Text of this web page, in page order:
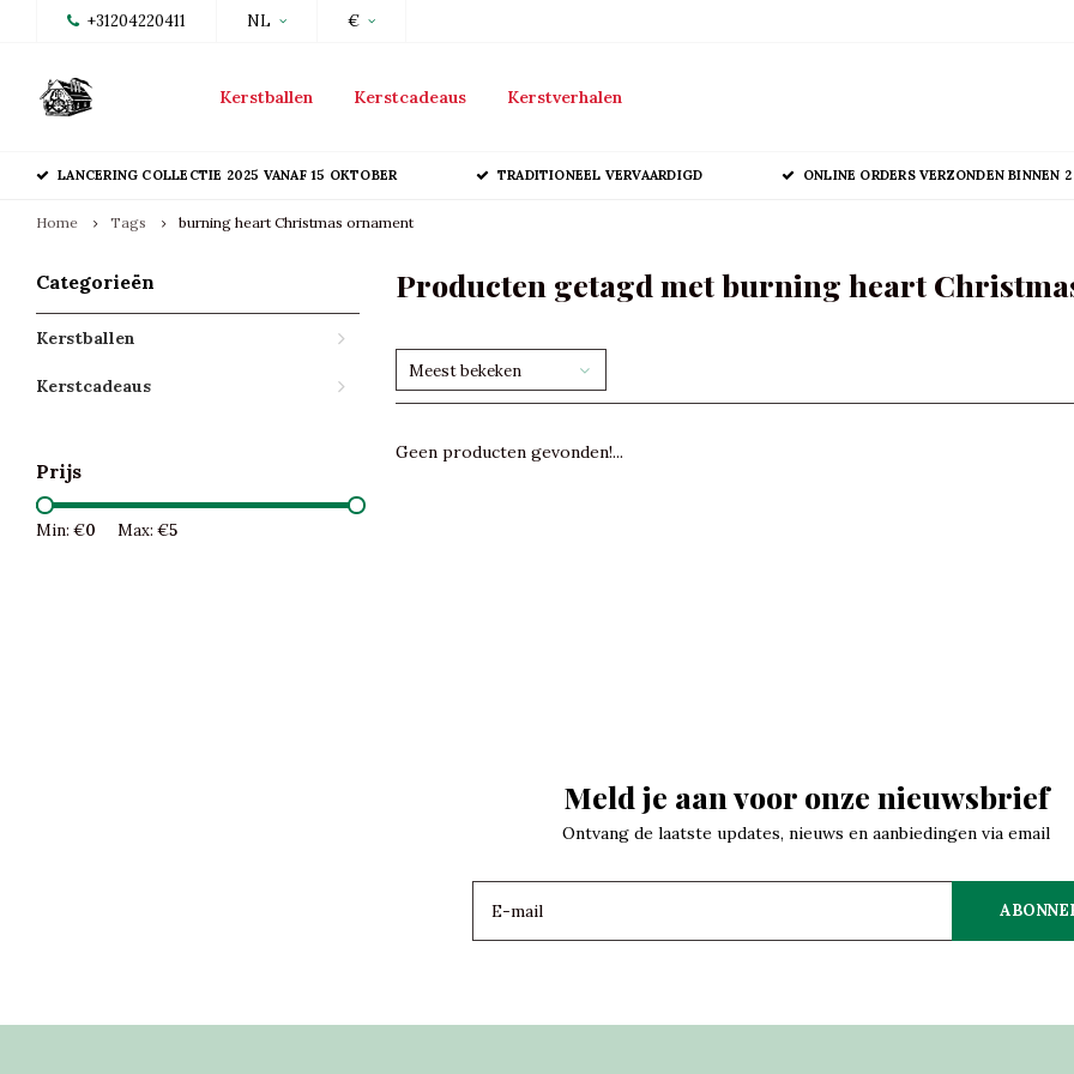
+31204220411 NL €
Kerstballen Kerstcadeaus Kerstverhalen
LANCERING COLLECTIE 2025 VANAF 15 OKTOBER TRADITIONEEL VERVAARDIGD ONLINE ORDERS VERZONDEN BINNEN
Home Tags burning heart Christmas ornament
Categorieën
Kerstballen
Kerstcadeaus
Prijs
Min: €0 Max: €5
Producten getagd met burning heart
Meest bekeken
Geen producten gevonden!...
Meld je aan voor onze nieuwsbrief
Ontvang de laatste updates, nieuws en aanbiedingen via email